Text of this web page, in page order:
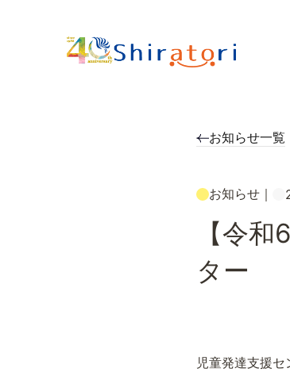
お知らせ一覧
お知らせ ｜
【令
ター
児童発達支援